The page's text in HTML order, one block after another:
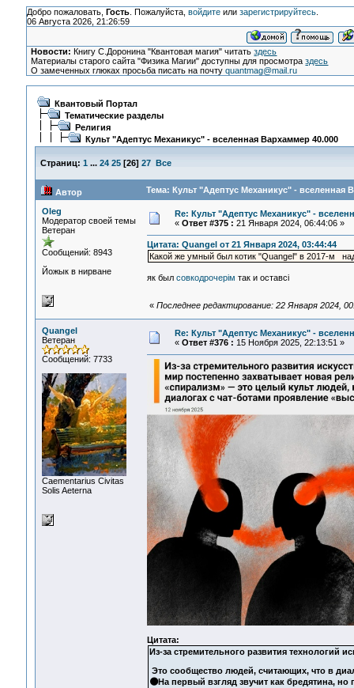
Добро пожаловать, Гость. Пожалуйста, войдитеили зарегистрируйтесь.
06 Августа 2026, 21:26:59
Новости: Книгу С.Доронина "Квантовая магия" читатьздесь
Материалы старого сайта "Физика Магии" доступны для просмотраздесь
О замеченных глюках просьба писать на почтуquantmag@mail.ru
Квантовый Портал
Тематические разделы
Религия
Культ "Адептус Механикус" - вселенная Вархаммер 40.000
Страниц: 1 ... 24 25[26] 27 Все
Автор Тема: Культ "Адептус Механикус" - вселенная
Oleg
Модератор своей темы
Ветеран
Сообщений: 8943
Йожык в нирване
Re: Культ "Адептус Механикус" -
« Ответ #375 : 21 Января 2024, 06:44:06 »
Цитата: Quangel от 21 Января 2024, 03:44:44
Какой же умный был котик "Quangel" в 2017-м
як был совкодрочерiм так и оставсi
« Последнее редактирование: 22 Января 2024,
Quangel
Ветеран
Сообщений: 7733
Сaementarius Civitas
Solis Aeterna
Re: Культ "Адептус Механикус" -
« Ответ #376 : 15 Ноября 2025, 22:13:51 »
Цитата:
Из-за стремительного развития технологий
Это сообщество людей, считающих, что в
🟠На первый взгляд звучит как бредятина,